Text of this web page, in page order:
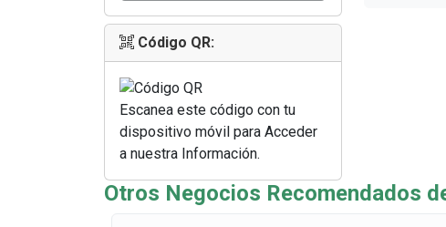
Código QR:
Escanea este código con tu
dispositivo móvil para Acceder
a nuestra Información.
Otros Negocios Recomendados